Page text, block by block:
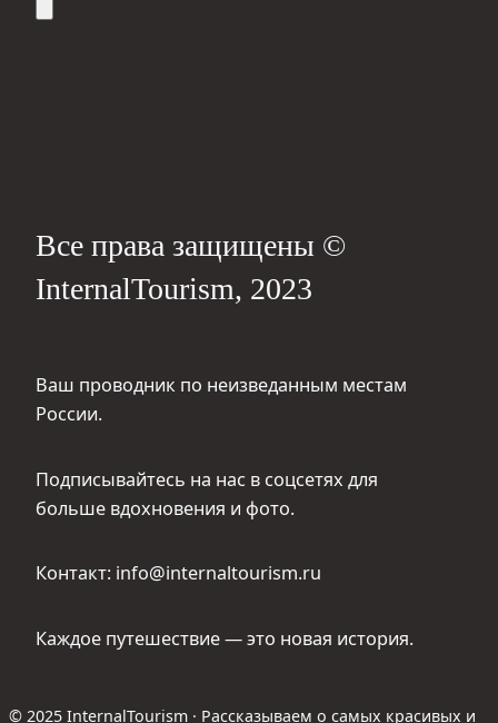
Все права защищены ©
InternalTourism, 2023
Ваш проводник по неизведанным местам
России.
Подписывайтесь на нас в соцсетях для
больше вдохновения и фото.
Контакт: info@internaltourism.ru
Каждое путешествие — это новая история.
© 2025 InternalTourism · Рассказываем о самых красивых и